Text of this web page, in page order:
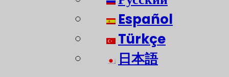
Español
Türkçe
日本語